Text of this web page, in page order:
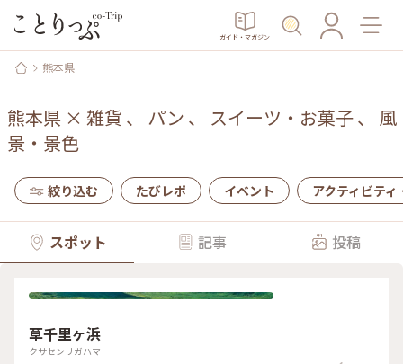
ガイド・マガジン
熊本県
熊本県 × 雑貨 、 パン 、 スイーツ・お菓子、 風
景・景色
絞り込む たびレポ イベント アクティビティ
スポット 記事 投稿
草千里ヶ浜
クサセンリガハマ